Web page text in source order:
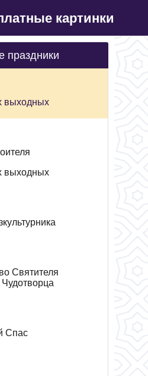
картинки
праздники
выходных
выходных
Святителя
Спас